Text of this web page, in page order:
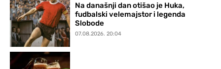
Na današnji dan otišao je Huka,
fudbalski velemajstor i legenda
Slobode
07.08.2026. 20:04